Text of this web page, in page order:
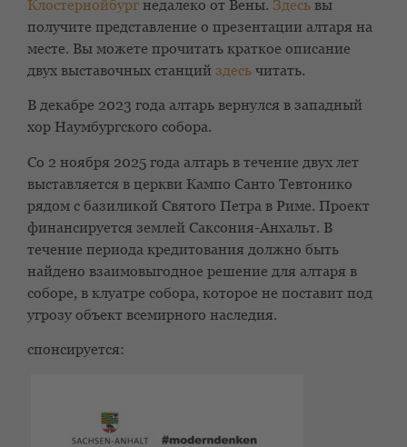
Клостернойбург недалеко от Вены. Здесь вы
получите представление о презентации алтаря на
месте. Вы можете прочитать краткое описание
двух выставочных станций здесь читать.
В декабре 2023 года алтарь вернулся в западный
хор Наумбургского собора.
Со 2 ноября 2025 года алтарь в течение двух лет
выставляется в церкви Кампо Санто Тевтонико
рядом с базиликой Святого Петра в Риме. Проект
финансируется землей Саксония-Анхальт. В
течение периода кредитования должно быть
найдено взаимовыгодное решение для алтаря в
соборе, в клуатре собора, которое не поставит под
угрозу объект всемирного наследия.
спонсируется: